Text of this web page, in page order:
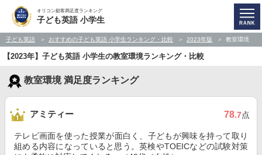
オリコン顧客満足度ランキング
子ども英語 小学生
子ども英語 おすすめの子ども英語 小学生ランキング・比較 2023年版 教室環境
【2023年】子ども英語 小学生の教室環境ランキング・比較
教室環境 満足度ランキング
アミティー 78.7点
テレビ画面を使った授業が面白く、子どもが興味を持って取り
組める内容になっていると思う。英検やTOEICなどの試験対策